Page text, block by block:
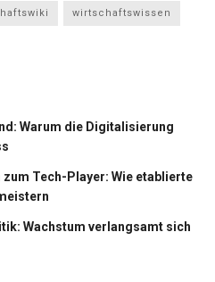
wirtschaftswissen
Warum die Digitalisierung
Tech-Player: Wie etablierte
Wachstum verlangsamt sich